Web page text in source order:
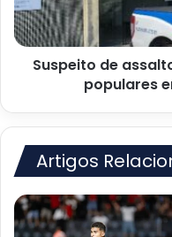
pedradas
por
populares
Suspeito de
populares
Artigos